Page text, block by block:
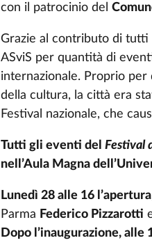
con il patrocinio del
Grazie al contributo di tutti
ASviS per quantità di
internazionale. Proprio per
della cultura, la città era
Festival nazionale, che
Tutti gli eventi del Festival
nell’Aula Magna
Lunedì 28 alle 16 l’apertura
Parma Federico Pizzarotti
Dopo l’inaugurazione, alle